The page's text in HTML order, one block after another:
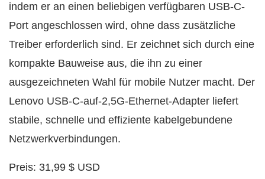
indem er an einen beliebigen verfügbaren USB-C-
Port angeschlossen wird, ohne dass zusätzliche
Treiber erforderlich sind. Er zeichnet sich durch eine
kompakte Bauweise aus, die ihn zu einer
ausgezeichneten Wahl für mobile Nutzer macht. Der
Lenovo USB-C-auf-2,5G-Ethernet-Adapter liefert
stabile, schnelle und effiziente kabelgebundene
Netzwerkverbindungen.
Preis: 31,99 $ USD